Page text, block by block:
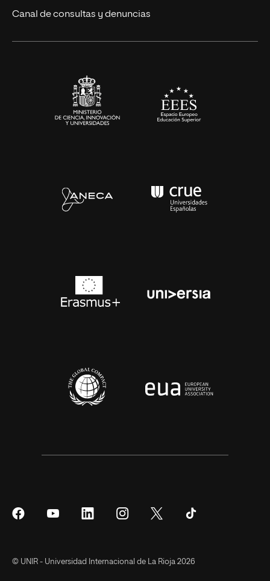
Ciencias de la Salud
Canal de consultas y denuncias
SíguenosSíguenos
SíguenosSíguenos
Síguenos
© UNIR - Universidad Internacional de La Rioja 2026